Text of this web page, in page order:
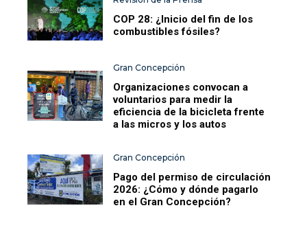
COP 28: ¿Inicio del fin de los
combustibles fósiles?
Gran Concepción
Organizaciones convocan a
voluntarios para medir la
eficiencia de la bicicleta frente
a las micros y los autos
Gran Concepción
Pago del permiso de circulación
2026: ¿Cómo y dónde pagarlo
en el Gran Concepción?